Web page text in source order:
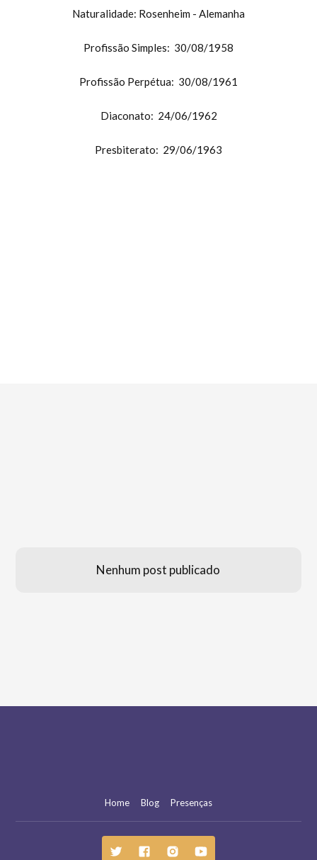
Naturalidade: Rosenheim - Alemanha
Profissão Simples: 30/08/1958
Profissão Perpétua: 30/08/1961
Diaconato: 24/06/1962
Presbiterato: 29/06/1963
Nenhum post publicado
Home Blog Presenças